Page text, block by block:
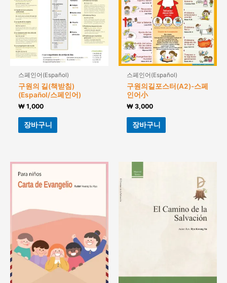
스페인어(Español)
구원의 길(책받침)
(Español/스페인어)
₩ 1,000
장바구니
스페인어(Español)
구원의길포스터(A2)-스페
인어小
₩ 3,000
장바구니